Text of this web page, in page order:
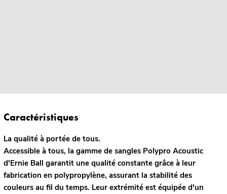
Caractéristiques
La qualité à portée de tous.
Accessible à tous, la gamme de sangles Polypro Acoustic
d'Ernie Ball garantit une qualité constante grâce à leur
fabrication en polypropylène, assurant la stabilité des
couleurs au fil du temps. Leur extrémité est équipée d'un